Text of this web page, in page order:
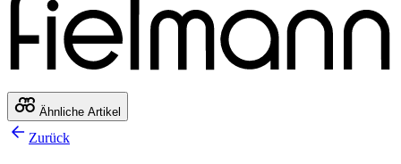
Ähnliche Artikel
Zurück